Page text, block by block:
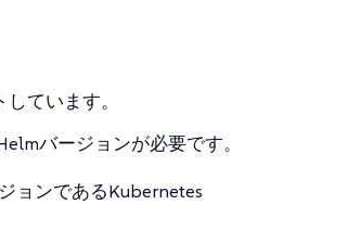
ています。
バージョンが必要です。
ョンであるKubernetes